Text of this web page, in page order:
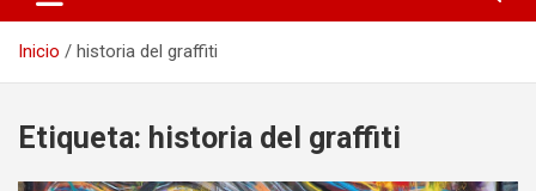
Inicio historia del graffiti
Etiqueta: historia del graffiti